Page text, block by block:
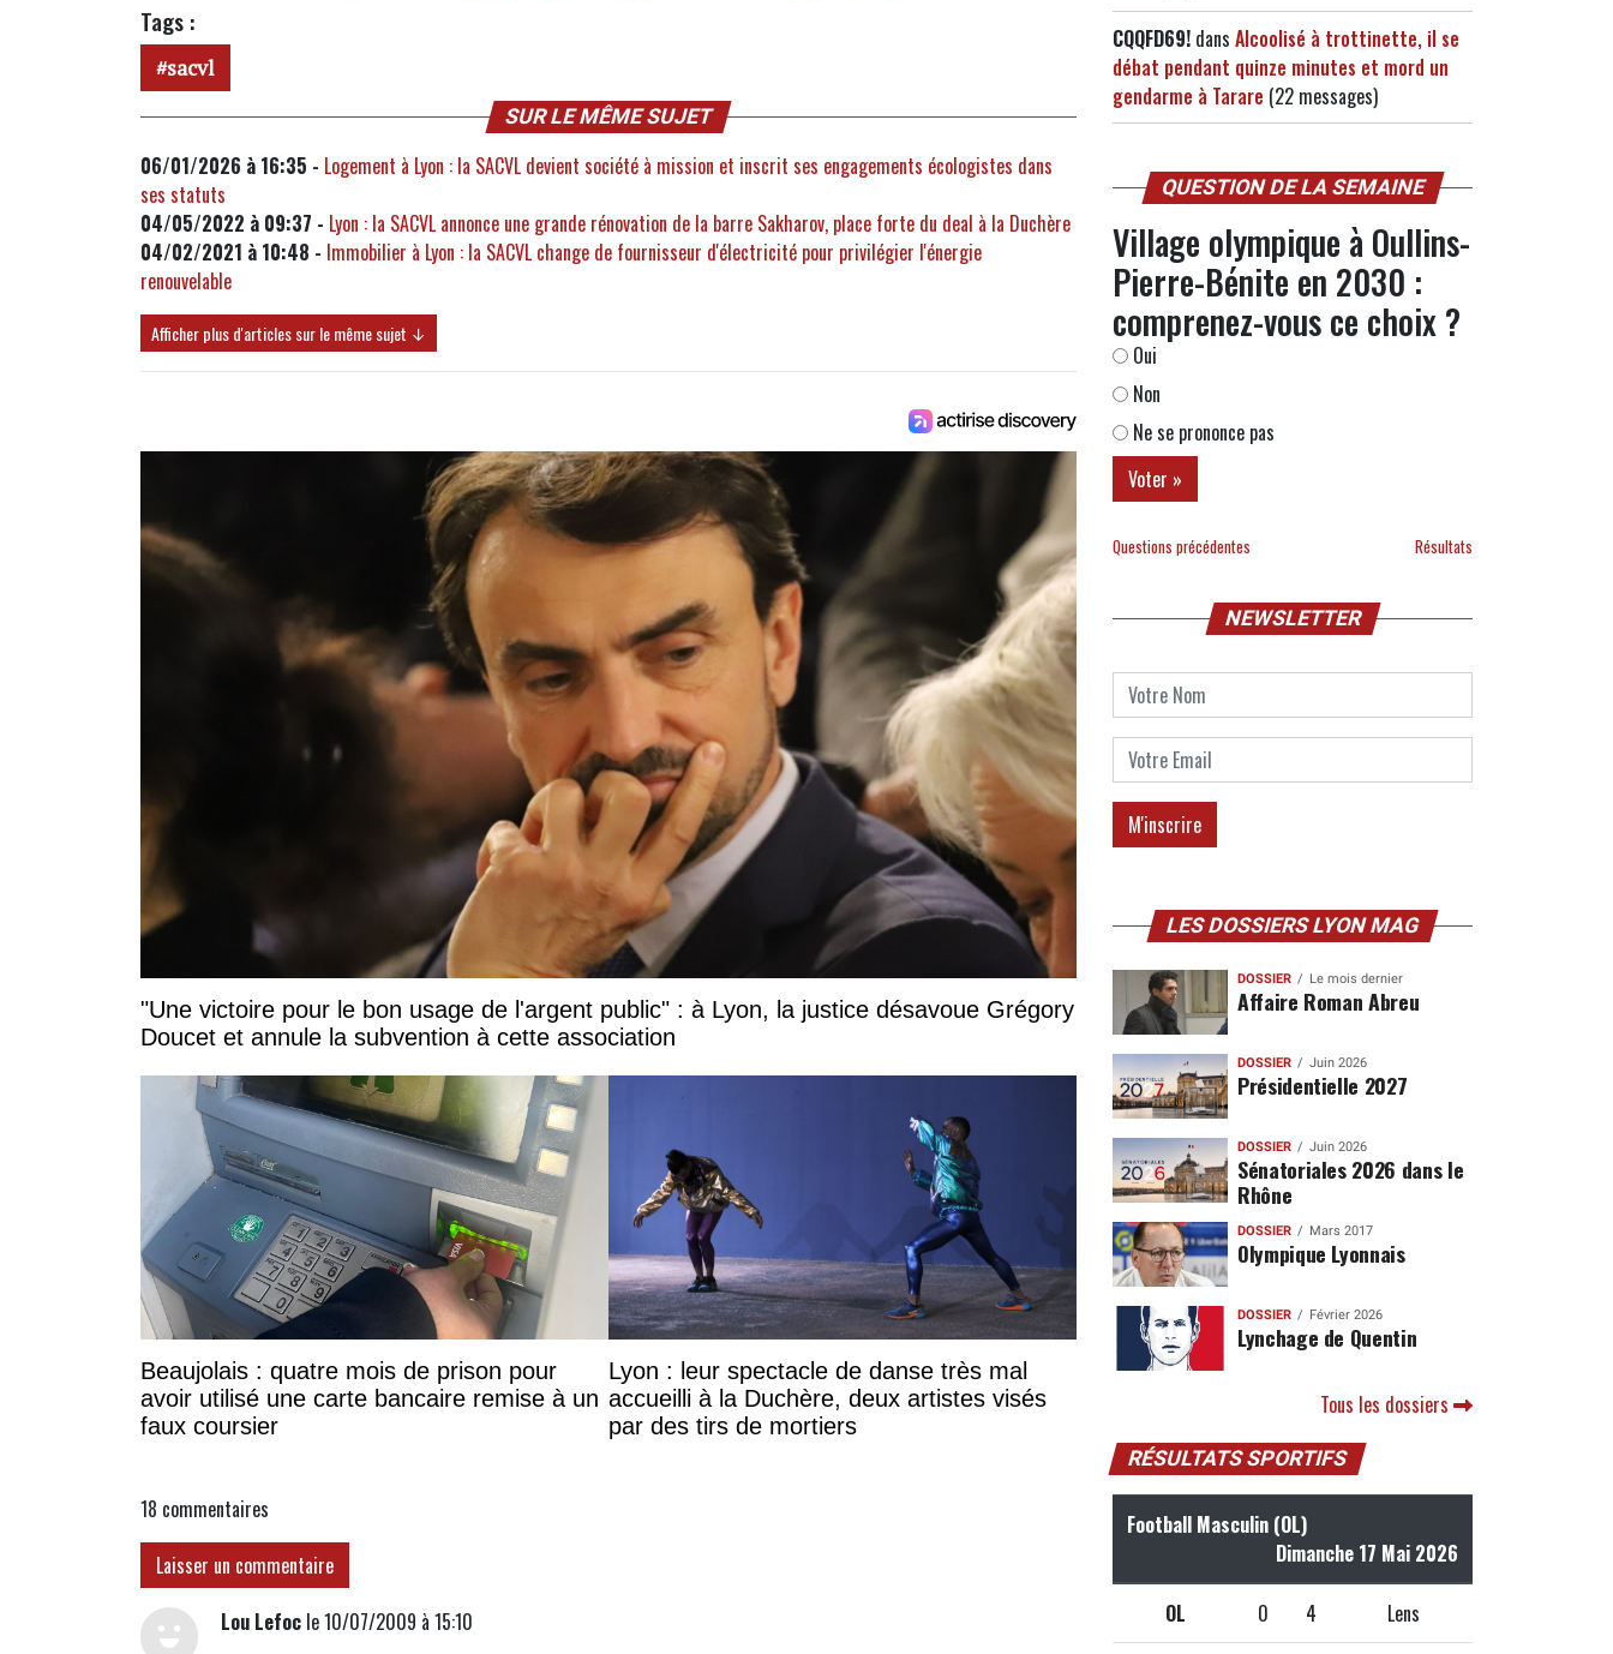
Tags :
sacvl
SUR LE MÊME SUJET
06/01/2026 à 16:35 - Logement à Lyon : la SACVL devient société à mission et inscrit ses engagements écologistes dans
ses statuts
04/05/2022 à 09:37 - Lyon : la SACVL annonce une grande rénovation de la barre Sakharov, place forte du deal à la Duchère
04/02/2021 à 10:48 - Immobilier à Lyon : la SACVL change de fournisseur d'électricité pour privilégier l'énergie
renouvelable
Afficher plus d'articles sur le même sujet ↓
"Une victoire pour le bon usage de l'argent public" : à Lyon, la justice désavoue Grégory
Doucet et annule la subvention à cette association
Beaujolais : quatre mois de prison pour
avoir utilisé une carte bancaire remise à un
faux coursier
Lyon : leur spectacle de danse très mal
accueilli à la Duchère, deux artistes visés
par des tirs de mortiers
18 commentaires
Laisser un commentaire
Lou Lefoc le 10/07/2009 à 15:10
CQQFD69! dans Alcoolisé à trottinette, il se
débat pendant quinze minutes et mord un
gendarme à Tarare (22 messages)
QUESTION DE LA SEMAINE
Village olympique à Oullins-
Pierre-Bénite en 2030 :
comprenez-vous ce choix ?
Oui
Non
Ne se prononce pas
Questions précédentes Résultats
NEWSLETTER
LES DOSSIERS LYON MAG
DOSSIER Le mois dernier
Affaire Roman Abreu
DOSSIER Juin 2026
Présidentielle 2027
DOSSIER Juin 2026
Sénatoriales 2026 dans le
Rhône
DOSSIER Mars 2017
Olympique Lyonnais
DOSSIER Février 2026
Lynchage de Quentin
Tous les dossiers
RÉSULTATS SPORTIFS
Football Masculin (OL)
Dimanche 17 Mai 2026
OL 0 4 Lens